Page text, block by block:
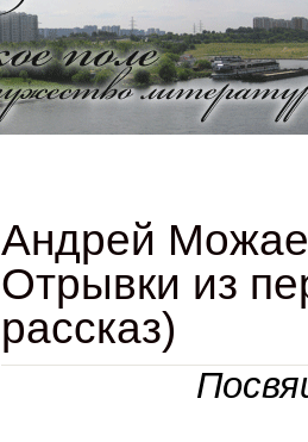
Андрей
Отрывки из
рассказ)